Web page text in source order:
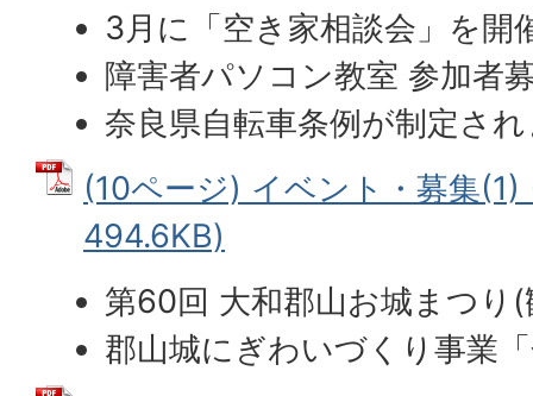
3月に「空き家相談会」を開
障害者パソコン教室 参加者
奈良県自転車条例が制定さ
(10ページ) イベント・募集
494.6KB)
第60回 大和郡山お城まつり
郡山城にぎわいづくり事業